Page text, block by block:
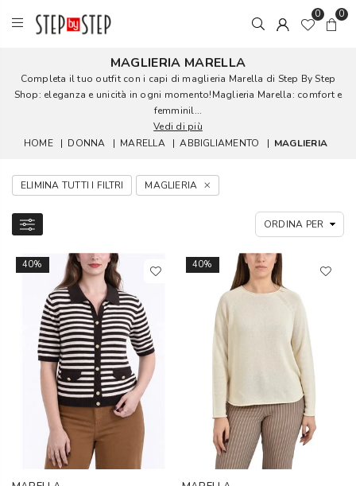
0 0
MAGLIERIA MARELLA
Completa il tuo outfit con i capi di maglieria Marella di Step By Step
Shop: eleganza e unicità in ogni momento!Maglieria Marella: comfort e
femminil...
Vedi di più
HOME
| DONNA | MARELLA | ABBIGLIAMENTO | MAGLIERIA
ELIMINA TUTTI I FILTRI MAGLIERIA
40% 40%